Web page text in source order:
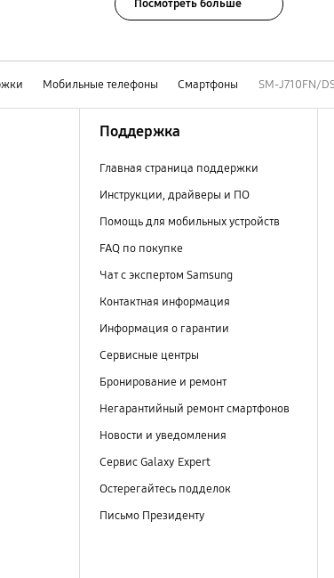
Посмотреть больше
Мобильные телефоны Смартфоны SM-J710FN/
Поддержка
Главная страница поддержки
Инструкции, драйверы и ПО
Помощь для мобильных устройств
FAQ по покупке
Чат с экспертом Samsung
Контактная информация
Информация о гарантии
Сервисные центры
Бронирование и ремонт
Негарантийный ремонт смартфонов
Новости и уведомления
Сервис Galaxy Expert
Остерегайтесь подделок
Письмо Президенту